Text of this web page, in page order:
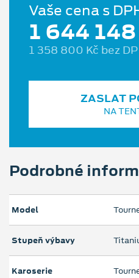
Vaše cena s
1 644
1 358 800 Kč bez
ZASLAT
NA
Podrobné
Model
Stupeň výbavy
Karoserie